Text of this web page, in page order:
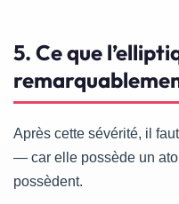
5. Ce que
Après cette sévérité, il
— car elle possède un
possèdent.